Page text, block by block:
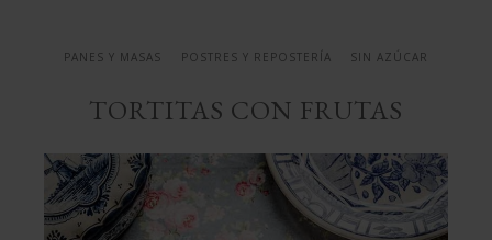
PANES Y MASAS POSTRES Y REPOSTERÍA SIN AZÚCAR
TORTITAS CON FRUTAS